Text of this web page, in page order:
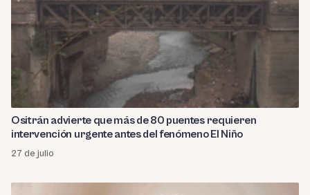
Ositrán advierte que más de 80 puentes requieren
intervención urgente antes del fenómeno El Niño
27 de julio